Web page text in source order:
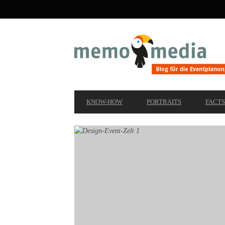
NAVIGATION
NAVIGATION
KNOW-HOW PORTRAITS FACTS